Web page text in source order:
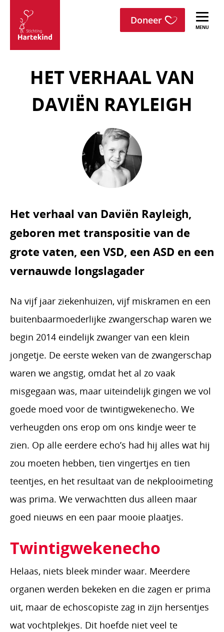
Sla navigatie over
Stichting
Hartekind
Doneer menu
HET VERHAAL VAN
DAVIËN RAYLEIGH
Het verhaal van Daviën Rayleigh,
geboren met transpositie van de
grote vaten, een VSD, een ASD en een
vernauwde longslagader
Na vijf jaar ziekenhuizen, vijf miskramen en een
buitenbaarmoederlijke zwangerschap waren we
begin 2014 eindelijk zwanger van een klein
jongetje. De eerste weken van de zwangerschap
waren we angstig, omdat het al zo vaak
misgegaan was, maar uiteindelijk gingen we vol
goede moed voor de twintigwekenecho. We
verheugden ons erop om ons kindje weer te
zien. Op alle eerdere echo’s had hij alles wat hij
zou moeten hebben, tien vingertjes en tien
teentjes, en het resultaat van de nekplooimeting
was prima. We verwachtten dus alleen maar
goed nieuws en een paar mooie plaatjes.
Twintigwekenecho
Helaas, niets bleek minder waar. Meerdere
organen werden bekeken en die zagen er prima
uit, maar de echoscopiste zag in zijn hersentjes
wat vochtplekjes. Dit hoefde niet veel te